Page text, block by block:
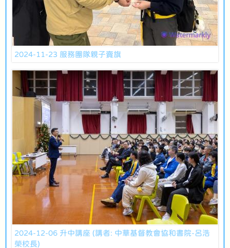
2024-11-23 服務團隊親子賣旗
2024-12-06 升中講座 (講者: 中華基督教會協和書院-呂浩
榮校長)